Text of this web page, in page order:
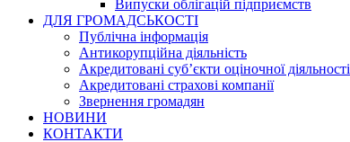
Випуски облігацій підприємств
ДЛЯ ГРОМАДСЬКОСТІ
Публічна інформація
Антикорупційна діяльність
Акредитовані суб’єкти оціночної діяльності
Акредитовані страхові компанії
Звернення громадян
НОВИНИ
КОНТАКТИ